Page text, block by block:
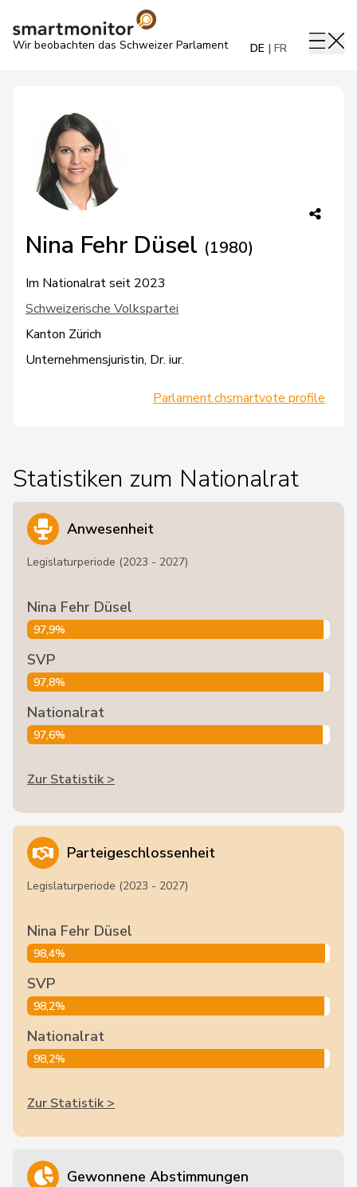
Wir beobachten das Schweizer Parlament DE FR
Nina Fehr Düsel (1980)
Im Nationalrat seit 2023
Schweizerische Volkspartei
Kanton Zürich
Unternehmensjuristin, Dr. iur.
Parlament.chsmartvote profile
Statistiken zum Nationalrat
Anwesenheit
Legislaturperiode (2023 - 2027)
Nina Fehr Düsel
97,9%
SVP
97,8%
Nationalrat
97,6%
Zur Statistik >
Parteigeschlossenheit
Legislaturperiode (2023 - 2027)
Nina Fehr Düsel
98,4%
SVP
98,2%
Nationalrat
98,2%
Zur Statistik >
Gewonnene Abstimmungen